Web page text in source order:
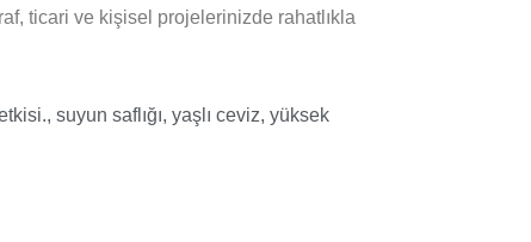
ticari ve kişisel projelerinizde rahatlıkla
, suyun saflığı, yaşlı ceviz, yüksek